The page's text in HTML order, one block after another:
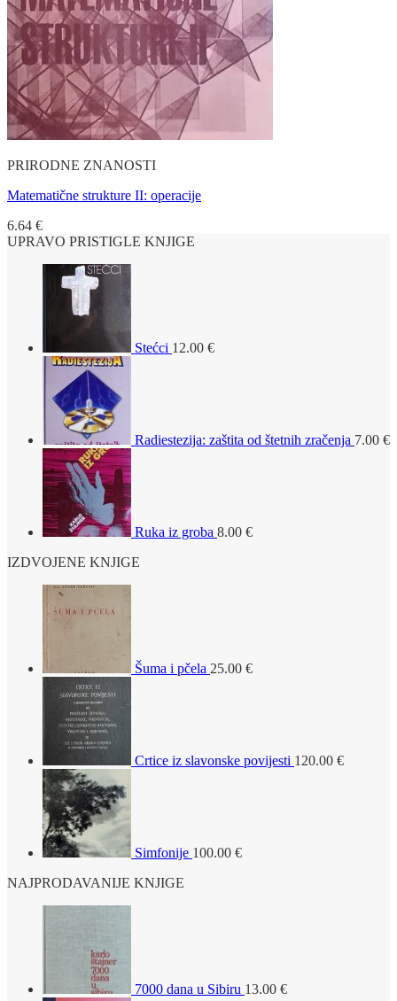
PRIRODNE ZNANOSTI
Matematične strukture II: operacije
6.64 €
UPRAVO PRISTIGLE KNJIGE
Stećci 12.00 €
Radiestezija: zaštita od štetnih zračenja 7.00 €
Ruka iz groba 8.00 €
IZDVOJENE KNJIGE
Šuma i pčela 25.00 €
Crtice iz slavonske povijesti 120.00 €
Simfonije 100.00 €
NAJPRODAVANIJE KNJIGE
7000 dana u Sibiru 13.00 €